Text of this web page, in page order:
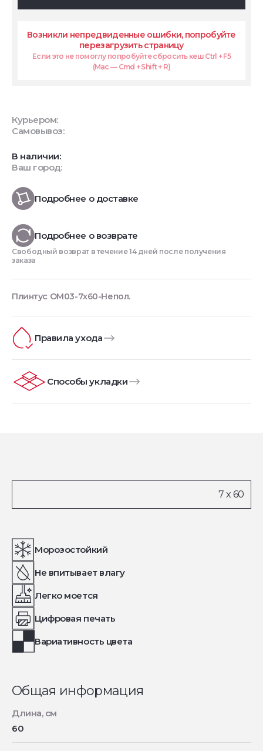
Возникли непредвиденные ошибки, попробуйте
перезагрузить страницу
Если это не помоглу попробуйте сбросить кеш Ctrl + F5
(Mac — Cmd + Shift + R)
Курьером:
Самовывоз:
В наличии:
Ваш город:
Подробнее о доставке
Подробнее о возврате
Свободный возврат в течение 14 дней после получения
заказа
Плинтус OM03-7x60-Непол.
Правила ухода
Способы укладки
Морозостойкий
Не впитывает влагу
Легко моется
Цифровая печать
Вариативность цвета
Общая информация
Длина, см
60